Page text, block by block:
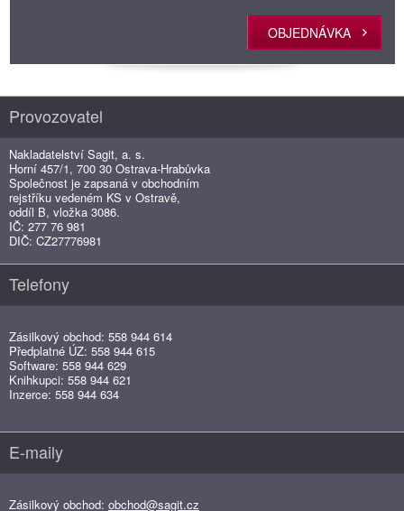
OBJEDNÁVKA
Provozovatel
Nakladatelství Sagit, a. s.
Horní 457/1, 700 30 Ostrava-Hrabůvka
Společnost je zapsaná v obchodním
rejstříku vedeném KS v Ostravě,
oddíl B, vložka 3086.
IČ: 277 76 981
DIČ: CZ27776981
Telefony
Zásilkový obchod: 558 944 614
Předplatné ÚZ: 558 944 615
Software: 558 944 629
Knihkupci: 558 944 621
Inzerce: 558 944 634
E-maily
Zásilkový obchod: obchod@sagit.cz